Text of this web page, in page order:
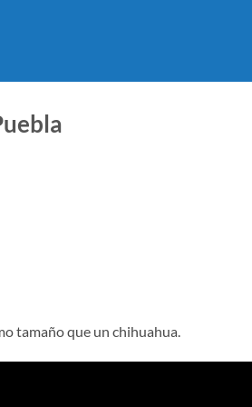
tamaño que un chihuahua.